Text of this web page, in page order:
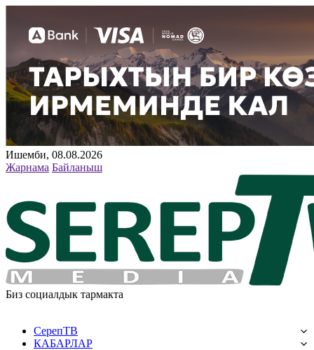
Ишемби, 08.08.2026
Жарнама Байланыш
Биз социалдык тармакта
СерепТВ
КАБАРЛАР